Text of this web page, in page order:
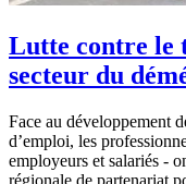
Lutte contre le
secteur du
Face au développement
d’emploi, les
employeurs et salariés -
régionale de partenariat